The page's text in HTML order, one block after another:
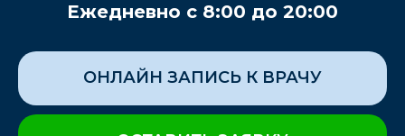
Ежедневно с 8:00 до 20:00
ОНЛАЙН ЗАПИСЬ К ВРАЧУ